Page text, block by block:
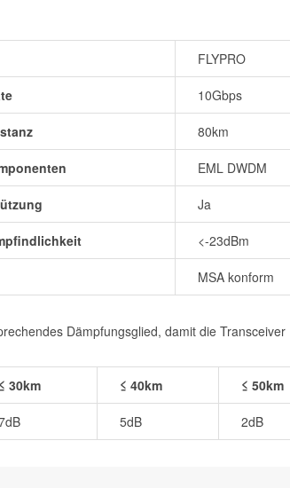
FLYPRO
10Gbps
80km
EML DWDM
Ja
<-23dBm
MSA konform
Dämpfungsglied, damit die Transceiver
≤ 30km ≤ 40km ≤ 50km
5dB 2dB